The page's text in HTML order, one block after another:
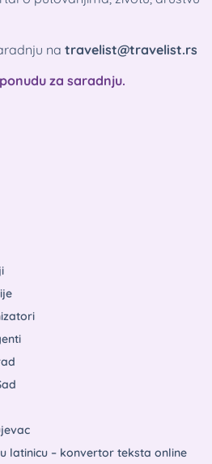
na travelist@travelist.rs
za saradnju.
latinicu – konvertor teksta online